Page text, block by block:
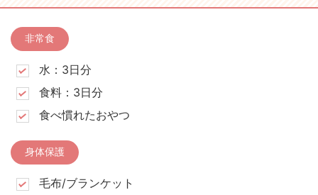
非常食
水：3日分
食料：3日分
食べ慣れたおやつ
身体保護
毛布/ブランケット